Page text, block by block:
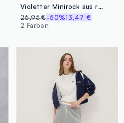
Violetter Minirock aus reiner Baumwolle mit bestickter Volantstufe
26,95 € -50%13,47 €
2 Farben